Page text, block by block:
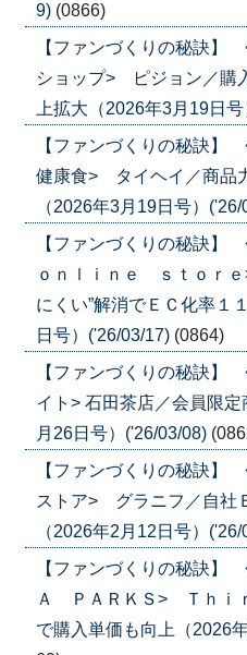
9) (0866)
【ファンづくりの秘訣】
ショップ> ピジョン／購
上拡大（2026年3月19日
【ファンづくりの秘訣
健康食> タイヘイ／商品
（2026年3月19日号）('26/
【ファンづくりの秘訣
ｏｎｌｉｎｅ ｓｔｏｒ
にくい”解消でＥＣ化率１
日号）('26/03/17) (0864)
【ファンづくりの秘訣
イト> 石田茶店／会員限
月26日号）('26/03/08)
【ファンづくりの秘訣】
ストア> グラニフ／自社
（2026年2月12日号）('26/
【ファンづくりの秘訣
Ａ ＰＡＲＫＳ> Ｔｈｉ
で購入単価も向上（2026